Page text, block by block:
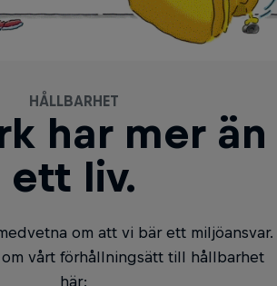
HÅLLBARHET
har mer än
ett liv.
om att vi bär ett miljöansvar.
om vårt förhållningsätt till hållbarhet
här: